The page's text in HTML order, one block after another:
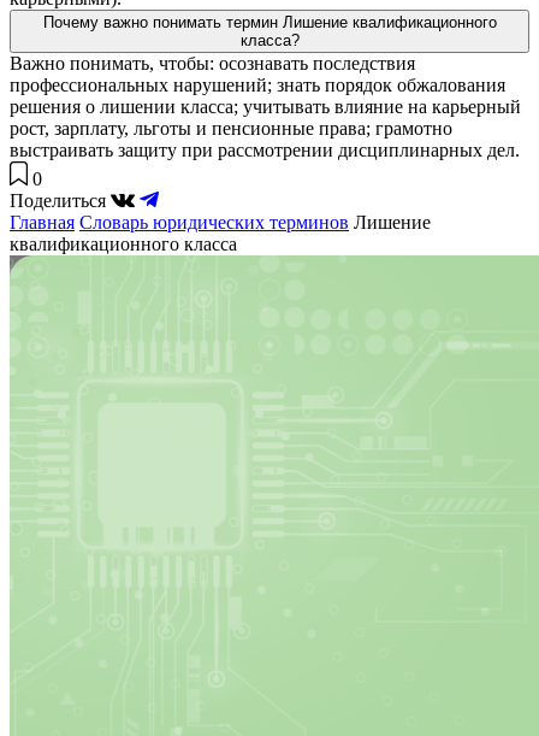
Почему важно понимать термин Лишение квалификационного
класса?
Важно понимать, чтобы: осознавать последствия
профессиональных нарушений; знать порядок обжалования
решения о лишении класса; учитывать влияние на карьерный
рост, зарплату, льготы и пенсионные права; грамотно
выстраивать защиту при рассмотрении дисциплинарных дел.
0
Поделиться
Главная Словарь юридических терминов Лишение
квалификационного класса